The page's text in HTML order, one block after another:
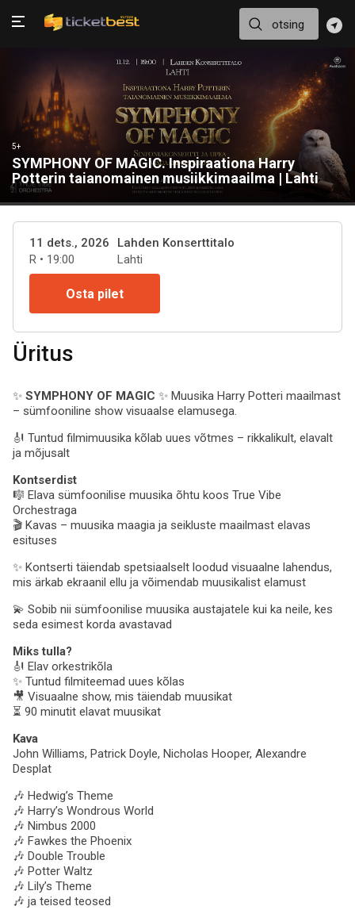
5+
SYMPHONY OF MAGIC. Inspiraationa Harry
Potterin taianomainen musiikkimaailma | Lahti
11 dets., 2026
R • 19:00
Lahden Konserttitalo
Lahti
Osta pilet
Üritus
✨ SYMPHONY OF MAGIC ✨ Muusika Harry Potteri maailmast
– sümfooniline show visuaalse elamusega.
🎻 Tuntud filmimuusika kõlab uues võtmes – rikkalikult, elavalt
ja mõjusalt
Kontserdist
🎼 Elava sümfoonilise muusika õhtu koos True Vibe
Orchestraga
🎬 Kavas – muusika maagia ja seikluste maailmast elavas
esituses
✨ Kontserti täiendab spetsiaalselt loodud visuaalne lahendus,
mis ärkab ekraanil ellu ja võimendab muusikalist elamust
💫 Sobib nii sümfoonilise muusika austajatele kui ka neile, kes
seda esimest korda avastavad
Miks tulla?
🎻 Elav orkestrikõla
✨ Tuntud filmiteemad uues kõlas
🎥 Visuaalne show, mis täiendab muusikat
⏳ 90 minutit elavat muusikat
Kava
John Williams, Patrick Doyle, Nicholas Hooper, Alexandre
Desplat
🎶 Hedwig’s Theme
🎶 Harry’s Wondrous World
🎶 Nimbus 2000
🎶 Fawkes the Phoenix
🎶 Double Trouble
🎶 Potter Waltz
🎶 Lily’s Theme
🎶 ja teised teosed